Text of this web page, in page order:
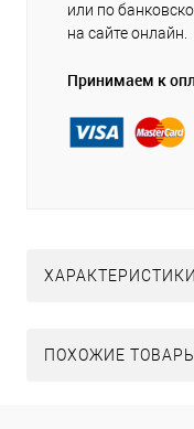
или по
на сайте онлайн.
Принимаем к
ХАРАКТЕРИСТИКИ
ПОХОЖИЕ